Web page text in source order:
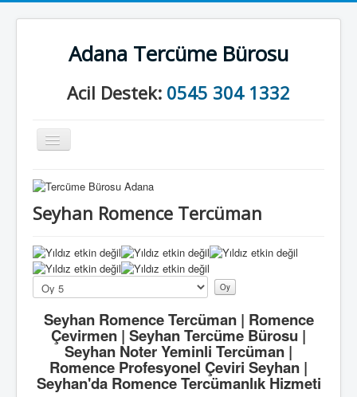
Adana Tercüme Bürosu
Acil Destek: 0545 304 1332
Gezinme
geçişini
Anasayfa
Kurumsal
İletişim
Seyhan Romence Tercüman
Lütfen
oylayın
Seyhan Romence Tercüman | Romence
Çevirmen | Seyhan Tercüme Bürosu |
Seyhan Noter Yeminli Tercüman |
Romence Profesyonel Çeviri Seyhan |
Seyhan'da Romence Tercümanlık Hizmeti